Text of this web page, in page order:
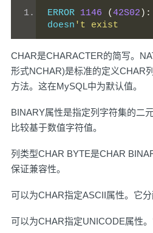
ERROR 1146 (42S02 ):
doesn 't exist
CHAR是CHARACTER的简写。
形式NCHAR)是标准的定义CHAR
方法。这在MySQL中为默认值。
BINARY属性是指定列字符集的二
比较基于数值字符值。
列类型CHAR BYTE是CHAR
保证兼容性。
可以为CHAR指定ASCII属性。它分
可以为CHAR指定UNICODE属性。